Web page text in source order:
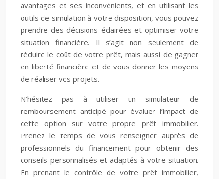
avantages et ses inconvénients, et en utilisant les
outils de simulation à votre disposition, vous pouvez
prendre des décisions éclairées et optimiser votre
situation financière. Il s’agit non seulement de
réduire le coût de votre prêt, mais aussi de gagner
en liberté financière et de vous donner les moyens
de réaliser vos projets.
N’hésitez pas à utiliser un simulateur de
remboursement anticipé pour évaluer l’impact de
cette option sur votre propre prêt immobilier.
Prenez le temps de vous renseigner auprès de
professionnels du financement pour obtenir des
conseils personnalisés et adaptés à votre situation.
En prenant le contrôle de votre prêt immobilier,